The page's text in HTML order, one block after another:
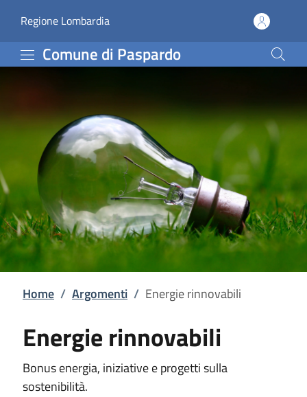
Energie rinnovabili |
Regione Lombardia(apre in un'altra scheda).
Comune di Paspardo
Home / Argomenti / Energie rinnovabili
Energie rinnovabili
Bonus energia, iniziative e progetti sulla
sostenibilità.